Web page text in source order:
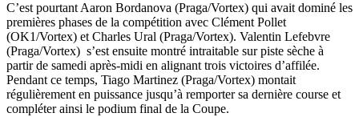
C’est pourtant Aaron Bordanova (Praga/Vortex) qui avait dominé les
premières phases de la compétition avec Clément Pollet
(OK1/Vortex) et Charles Ural (Praga/Vortex). Valentin Lefebvre
(Praga/Vortex) s’est ensuite montré intraitable sur piste sèche à
partir de samedi après-midi en alignant trois victoires d’affilée.
Pendant ce temps, Tiago Martinez (Praga/Vortex) montait
régulièrement en puissance jusqu’à remporter sa dernière course et
compléter ainsi le podium final de la Coupe.